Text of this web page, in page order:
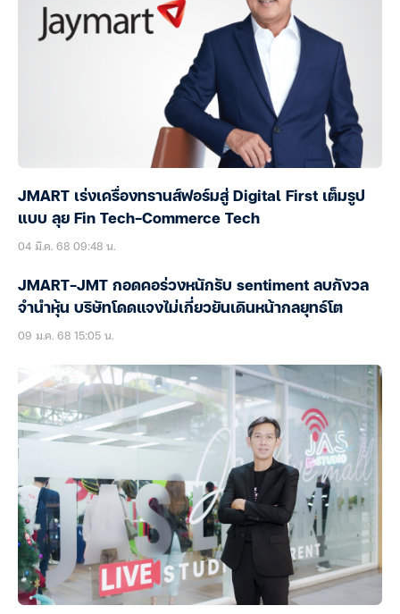
JMART เร่งเครื่องทรานส์ฟอร์มสู่ Digital First เต็มรูป
แบบ ลุย Fin Tech-Commerce Tech
04 มี.ค. 68 09:48 น.
JMART-JMT กอดคอร่วงหนักรับ sentiment ลบกังวล
จำนำหุ้น บริษัทโดดแจงไม่เกี่ยวยันเดินหน้ากลยุทธ์โต
09 ม.ค. 68 15:05 น.